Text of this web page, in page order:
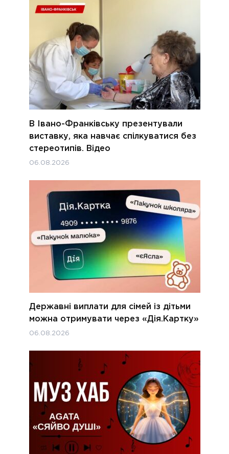
В Івано-Франківську презентували
виставку, яка навчає спілкуватися без
стереотипів. Відео
06.08.2026
Державні виплати для сімей із дітьми
можна отримувати через «Дія.Картку»
06.08.2026